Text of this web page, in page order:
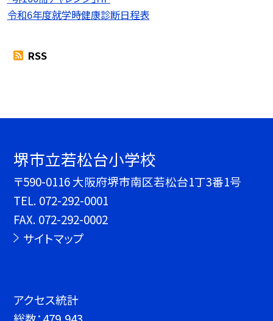
令和6年度就学時健康診断日程表
RSS
堺市立若松台小学校
〒590-0116 大阪府堺市南区若松台1丁3番1号
TEL. 072-292-0001
FAX. 072-292-0002
サイトマップ
アクセス統計